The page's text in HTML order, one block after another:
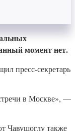
момент нет.
пресс-секретарь
в Москве», —
Чавушоглу также